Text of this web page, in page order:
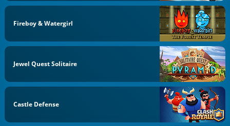
Fireboy & Watergirl
Jewel Quest Solitaire
Castle Defense